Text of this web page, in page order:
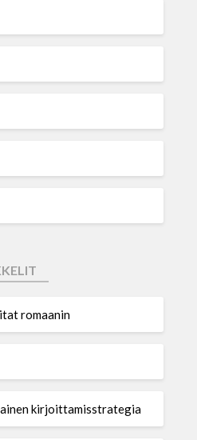
romaanin
kirjoittamisstrategia